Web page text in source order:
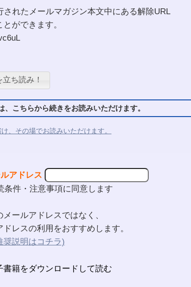
れたメールマガジン本文中にある解除URL
ができます。
ち読み！
こちらから続きをお読みいただけます。
、その場でお読みいただけます。
アドレス
条件・注意事項に同意します
ールアドレスではなく、
レスの利用をおすすめします。
奨説明はコチラ)